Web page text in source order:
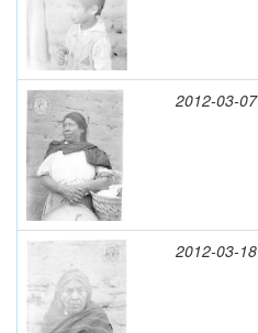
2012-03-07
2012-03-18